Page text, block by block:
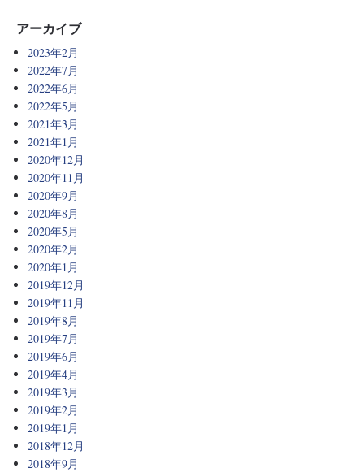
アーカイブ
2023年2月
2022年7月
2022年6月
2022年5月
2021年3月
2021年1月
2020年12月
2020年11月
2020年9月
2020年8月
2020年5月
2020年2月
2020年1月
2019年12月
2019年11月
2019年8月
2019年7月
2019年6月
2019年4月
2019年3月
2019年2月
2019年1月
2018年12月
2018年9月